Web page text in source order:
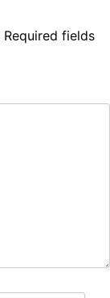
Required fields